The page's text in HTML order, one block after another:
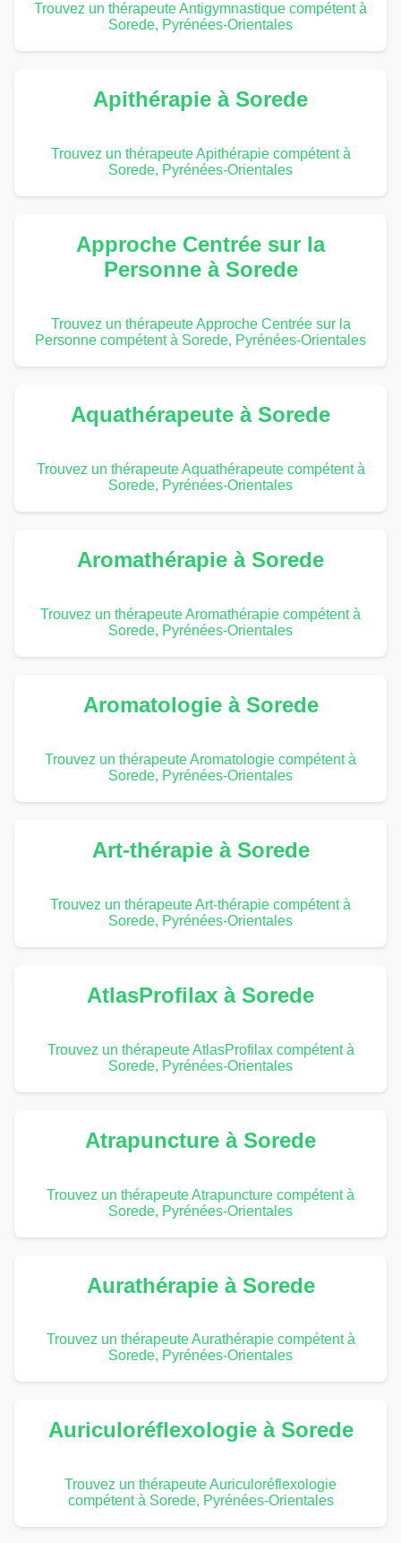
Trouvez un thérapeute Antigymnastique compétent à
Sorede, Pyrénées-Orientales
Apithérapie à Sorede
Trouvez un thérapeute Apithérapie compétent à
Sorede, Pyrénées-Orientales
Approche Centrée sur la
Personne à Sorede
Trouvez un thérapeute Approche Centrée sur la
Personne compétent à Sorede, Pyrénées-Orientales
Aquathérapeute à Sorede
Trouvez un thérapeute Aquathérapeute compétent à
Sorede, Pyrénées-Orientales
Aromathérapie à Sorede
Trouvez un thérapeute Aromathérapie compétent à
Sorede, Pyrénées-Orientales
Aromatologie à Sorede
Trouvez un thérapeute Aromatologie compétent à
Sorede, Pyrénées-Orientales
Art-thérapie à Sorede
Trouvez un thérapeute Art-thérapie compétent à
Sorede, Pyrénées-Orientales
AtlasProfilax à Sorede
Trouvez un thérapeute AtlasProfilax compétent à
Sorede, Pyrénées-Orientales
Atrapuncture à Sorede
Trouvez un thérapeute Atrapuncture compétent à
Sorede, Pyrénées-Orientales
Aurathérapie à Sorede
Trouvez un thérapeute Aurathérapie compétent à
Sorede, Pyrénées-Orientales
Auriculoréflexologie à Sorede
Trouvez un thérapeute Auriculoréflexologie
compétent à Sorede, Pyrénées-Orientales